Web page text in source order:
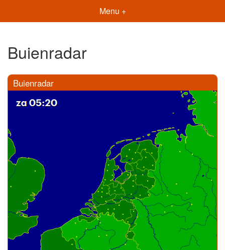
Menu +
Buienradar
Buienradar